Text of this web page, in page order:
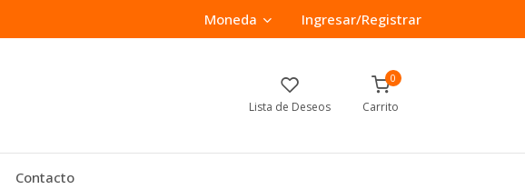
Moneda Ingresar/Registrar
Lista de Deseos
0
Carrito
Contacto